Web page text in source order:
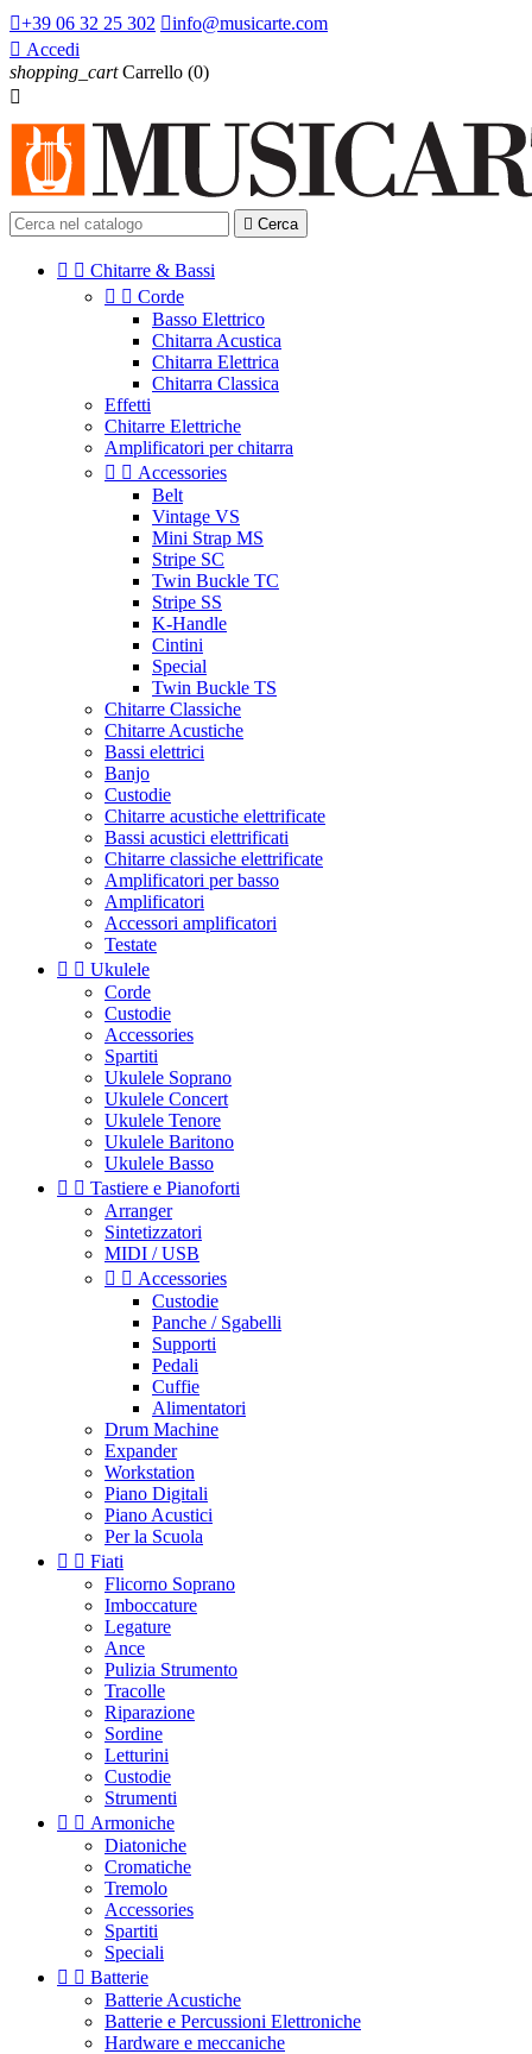
+39 06 32 25 302 info@musicarte.com
 Accedi
shopping_cart Carrello (0)

 Cerca
  Chitarre & Bassi
  Corde
Basso Elettrico
Chitarra Acustica
Chitarra Elettrica
Chitarra Classica
Effetti
Chitarre Elettriche
Amplificatori per chitarra
  Accessories
Belt
Vintage VS
Mini Strap MS
Stripe SC
Twin Buckle TC
Stripe SS
K-Handle
Cintini
Special
Twin Buckle TS
Chitarre Classiche
Chitarre Acustiche
Bassi elettrici
Banjo
Custodie
Chitarre acustiche elettrificate
Bassi acustici elettrificati
Chitarre classiche elettrificate
Amplificatori per basso
Amplificatori
Accessori amplificatori
Testate
  Ukulele
Corde
Custodie
Accessories
Spartiti
Ukulele Soprano
Ukulele Concert
Ukulele Tenore
Ukulele Baritono
Ukulele Basso
  Tastiere e Pianoforti
Arranger
Sintetizzatori
MIDI / USB
  Accessories
Custodie
Panche / Sgabelli
Supporti
Pedali
Cuffie
Alimentatori
Drum Machine
Expander
Workstation
Piano Digitali
Piano Acustici
Per la Scuola
  Fiati
Flicorno Soprano
Imboccature
Legature
Ance
Pulizia Strumento
Tracolle
Riparazione
Sordine
Letturini
Custodie
Strumenti
  Armoniche
Diatoniche
Cromatiche
Tremolo
Accessories
Spartiti
Speciali
  Batterie
Batterie Acustiche
Batterie e Percussioni Elettroniche
Hardware e meccaniche